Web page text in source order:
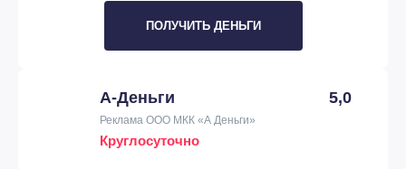
ПОЛУЧИТЬ ДЕНЬГИ
А-Деньги 5,0
Реклама ООО МКК «А Деньги»
Круглосуточно